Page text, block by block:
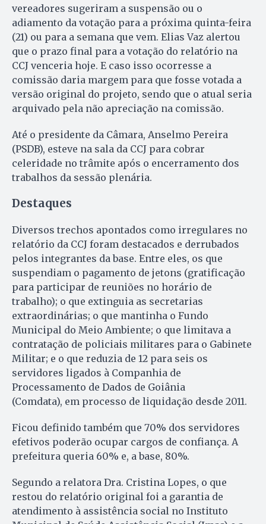
vereadores sugeriram a suspensão ou o
adiamento da votação para a próxima quinta-feira
(21) ou para a semana que vem. Elias Vaz alertou
que o prazo final para a votação do relatório na
CCJ venceria hoje. E caso isso ocorresse a
comissão daria margem para que fosse votada a
versão original do projeto, sendo que o atual seria
arquivado pela não apreciação na comissão.
Até o presidente da Câmara, Anselmo Pereira
(PSDB), esteve na sala da CCJ para cobrar
celeridade no trâmite após o encerramento dos
trabalhos da sessão plenária.
Destaques
Diversos trechos apontados como irregulares no
relatório da CCJ foram destacados e derrubados
pelos integrantes da base. Entre eles, os que
suspendiam o pagamento de jetons (gratificação
para participar de reuniões no horário de
trabalho); o que extinguia as secretarias
extraordinárias; o que mantinha o Fundo
Municipal do Meio Ambiente; o que limitava a
contratação de policiais militares para o Gabinete
Militar; e o que reduzia de 12 para seis os
servidores ligados à Companhia de
Processamento de Dados de Goiânia
(Comdata), em processo de liquidação desde 2011.
Ficou definido também que 70% dos servidores
efetivos poderão ocupar cargos de confiança. A
prefeitura queria 60% e, a base, 80%.
Segundo a relatora Dra. Cristina Lopes, o que
restou do relatório original foi a garantia de
atendimento à assistência social no Instituto